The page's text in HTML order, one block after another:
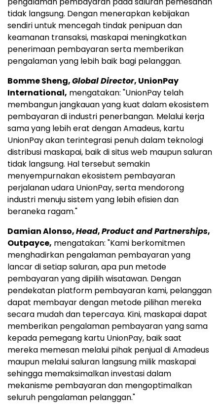
tidak langsung. Dengan menerapkan kebijakan
sendiri untuk mencegah tindak penipuan dan
keamanan transaksi, maskapai meningkatkan
penerimaan pembayaran serta memberikan
pengalaman yang lebih baik bagi pelanggan.
Bomme Sheng,Global Director, UnionPay
International, mengatakan: "UnionPay telah
membangun jangkauan yang kuat dalam ekosistem
pembayaran di industri penerbangan. Melalui kerja
sama yang lebih erat dengan Amadeus, kartu
UnionPay akan terintegrasi penuh dalam teknologi
distribusi maskapai, baik di situs web maupun saluran
tidak langsung. Hal tersebut semakin
menyempurnakan ekosistem pembayaran
perjalanan udara UnionPay, serta mendorong
industri menuju sistem yang lebih efisien dan
beraneka ragam."
Damian Alonso,Head,Product and Partnerships,
Outpayce, mengatakan: "Kami berkomitmen
menghadirkan pengalaman pembayaran yang
lancar di setiap saluran, apa pun metode
pembayaran yang dipilih wisatawan. Dengan
pendekatan platform pembayaran kami, pelanggan
dapat membayar dengan metode pilihan mereka
secara mudah dan tepercaya. Kini, maskapai dapat
memberikan pengalaman pembayaran yang sama
kepada pemegang kartu UnionPay, baik saat
mereka memesan melalui pihak penjual di Amadeus
maupun melalui saluran langsung milik maskapai
sehingga memaksimalkan investasi dalam
mekanisme pembayaran dan mengoptimalkan
seluruh pengalaman pelanggan."